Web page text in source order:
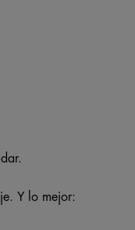
Y lo mejor: